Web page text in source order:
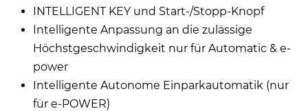
INTELLIGENT KEY und Start-/Stopp-Knopf
Intelligente Anpassung an die zulässige
Höchstgeschwindigkeit nur für Automatic & e-
power
Intelligente Autonome Einparkautomatik (nur
für e-POWER)